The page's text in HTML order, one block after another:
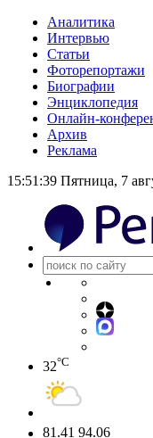
Аналитика
Интервью
Статьи
Фоторепортажи
Биографии
Энциклопедия
Онлайн-
Архив
Реклама
15:51:40 Пятница, 7
32°C
81.41 94.06